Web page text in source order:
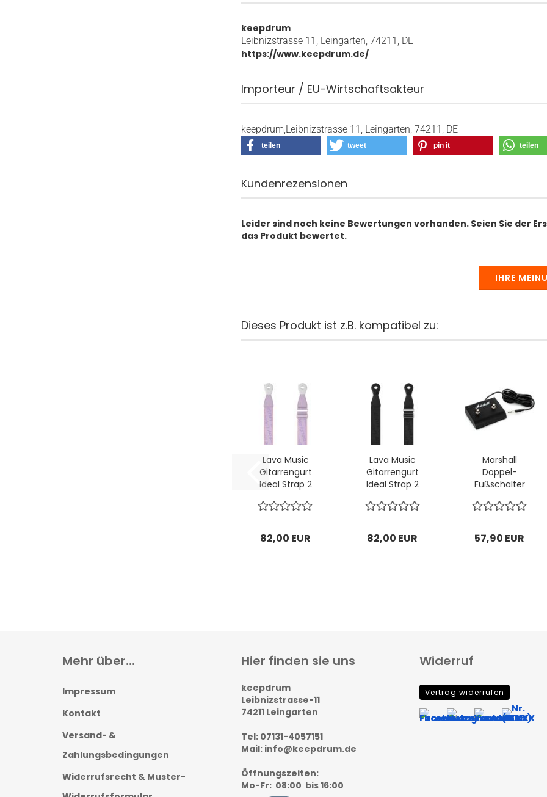
keepdrum
Leibnizstrasse 11, Leingarten, 74211, DE
https://www.keepdrum.de/
Importeur / EU-Wirtschaftsakteur
keepdrum,Leibnizstrasse 11, Leingarten, 74211, DE
teilen tweet pin it teilen
Kundenrezensionen
Leider sind noch keine Bewertungen vorhanden. Seien Sie der
das Produkt bewertet.
IHRE
Dieses Produkt ist z.B. kompatibel zu:
Lava Music
Gitarrengurt
Ideal Strap 2
82,00 EUR
Lava Music
Gitarrengurt
Ideal Strap 2
82,00 EUR
Marshall
Doppel-
Fußschalter
57,90 EUR
Mehr über...
Impressum
Kontakt
Versand- &
Zahlungsbedingungen
Widerrufsrecht & Muster-
Hier finden sie uns
keepdrum
Leibnizstrasse-11
74211 Leingarten
Tel: 07131-4057151
Mail: info@keepdrum.de
Öffnungszeiten:
Mo-Fr: 08:00 bis 16:00
Widerruf
Vertrag widerrufen